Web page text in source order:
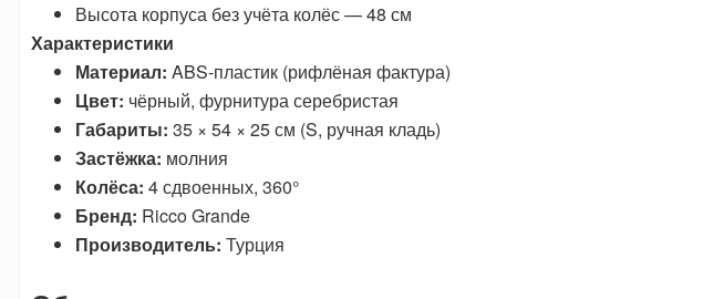
Высота корпуса без учёта колёс — 48 см
Характеристики
Материал: ABS-пластик (рифлёная фактура)
Цвет: чёрный, фурнитура серебристая
Габариты: 35 × 54 × 25 см (S, ручная кладь)
Застёжка: молния
Колёса: 4 сдвоенных, 360°
Бренд: Ricco Grande
Производитель: Турция